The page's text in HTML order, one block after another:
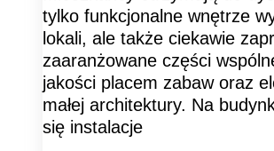
tylko funkcjonalne wnętrze
lokali, ale także ciekawie
zaaranżowane części
jakości placem zabaw oraz
małej architektury. Na
się instalacje